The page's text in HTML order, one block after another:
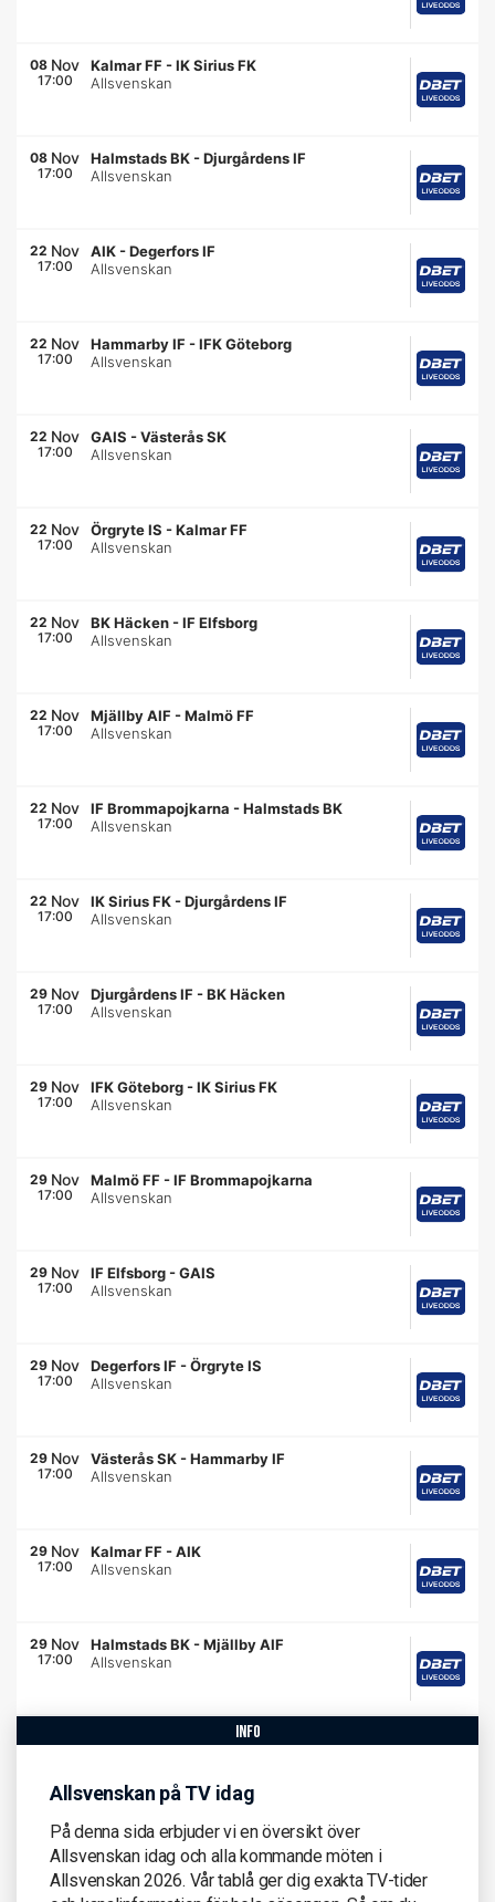
08 Nov
17:00
Kalmar FF -IK Sirius FK
Allsvenskan
08 Nov
17:00
Halmstads BK -Djurgårdens IF
Allsvenskan
22 Nov
17:00
AIK -Degerfors IF
Allsvenskan
22 Nov
17:00
Hammarby IF -IFK Göteborg
Allsvenskan
22 Nov
17:00
GAIS -Västerås SK
Allsvenskan
22 Nov
17:00
Örgryte IS -Kalmar FF
Allsvenskan
22 Nov
17:00
BK Häcken -IF Elfsborg
Allsvenskan
22 Nov
17:00
Mjällby AIF -Malmö FF
Allsvenskan
22 Nov
17:00
IF Brommapojkarna -Halmstads BK
Allsvenskan
22 Nov
17:00
IK Sirius FK -Djurgårdens IF
Allsvenskan
29 Nov
17:00
Djurgårdens IF -BK Häcken
Allsvenskan
29 Nov
17:00
IFK Göteborg -IK Sirius FK
Allsvenskan
29 Nov
17:00
Malmö FF -IF Brommapojkarna
Allsvenskan
29 Nov
17:00
IF Elfsborg -GAIS
Allsvenskan
29 Nov
17:00
Degerfors IF -Örgryte IS
Allsvenskan
29 Nov
17:00
Västerås SK -Hammarby IF
Allsvenskan
29 Nov
17:00
Kalmar FF -AIK
Allsvenskan
29 Nov
17:00
Halmstads BK -Mjällby AIF
Allsvenskan
info
Allsvenskan på TV idag
På denna sida erbjuder vi en översikt över
Allsvenskan idag och alla kommande möten i
Allsvenskan 2026. Vår tablå ger dig exakta TV-tider